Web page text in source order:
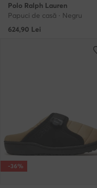
Polo Ralph Lauren
Papuci de casă · Negru
624,90 Lei
-36%